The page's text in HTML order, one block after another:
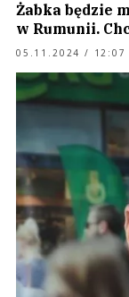
Żabka będzie
w Rumunii.
05.11.2024 / 12:07